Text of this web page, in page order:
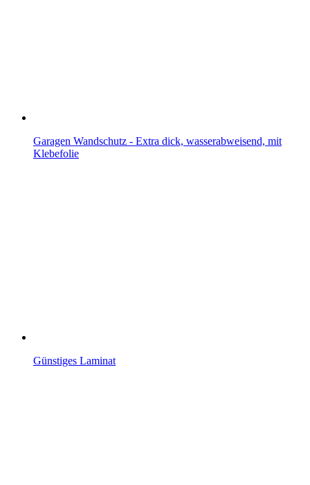
Garagen Wandschutz - Extra dick, wasserabweisend, mit
Klebefolie
Günstiges Laminat